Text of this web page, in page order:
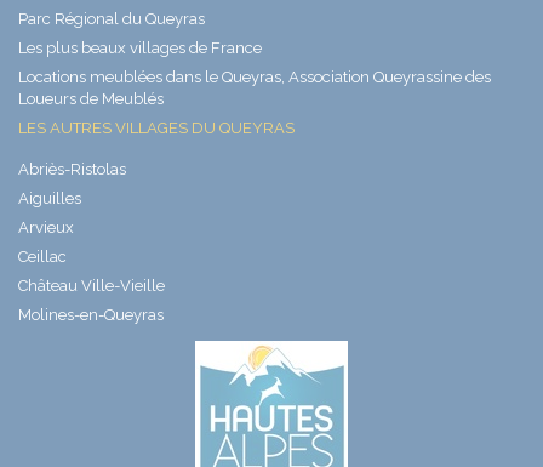
Parc Régional du Queyras
Les plus beaux villages de France
Locations meublées dans le Queyras, Association Queyrassine des
Loueurs de Meublés
LES AUTRES VILLAGES DU QUEYRAS
Abriès-Ristolas
Aiguilles
Arvieux
Ceillac
Château Ville-Vieille
Molines-en-Queyras